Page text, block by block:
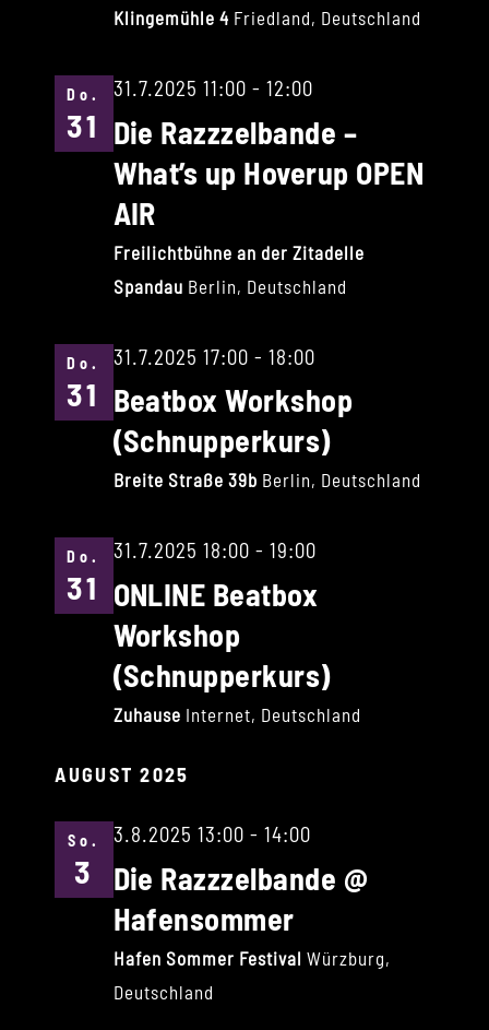
Klingemühle 4 Friedland, Deutschland
Do.
31
31.7.2025 11:00 - 12:00
Die Razzzelbande –
What’s up Hoverup OPEN
AIR
Freilichtbühne an der Zitadelle
Spandau Berlin, Deutschland
Do.
31
31.7.2025 17:00 - 18:00
Beatbox Workshop
(Schnupperkurs)
Breite Straße 39b Berlin, Deutschland
Do.
31
31.7.2025 18:00 - 19:00
ONLINE Beatbox
Workshop
(Schnupperkurs)
Zuhause Internet, Deutschland
AUGUST 2025
So.
3
3.8.2025 13:00 - 14:00
Die Razzzelbande @
Hafensommer
Hafen Sommer Festival Würzburg,
Deutschland